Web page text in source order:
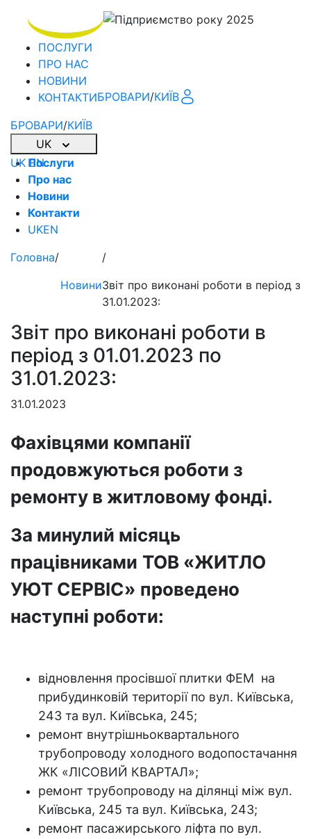
ПОСЛУГИ
ПРО НАС
НОВИНИ
КОНТАКТИ
БРОВАРИ/КИЇВ
UK
UKEN
БРОВАРИ/КИЇВ
Послуги
Про нас
Новини
Контакти
UKEN
Головна/
Новини
/
Звіт про виконані роботи в період з
31.01.2023:
Звіт про виконані роботи в
період з 01.01.2023 по
31.01.2023:
31.01.2023
Фахівцями компанії
продовжуються роботи з
ремонту в житловому фонді.
За минулий місяць
працівниками ТОВ «ЖИТЛО
УЮТ СЕРВІС» проведено
наступні роботи:
відновлення просівшої плитки ФЕМ на
прибудинковій території по вул. Київська,
243 та вул. Київська, 245;
ремонт внутрішньоквартального
трубопроводу холодного водопостачання
ЖК «ЛІСОВИЙ КВАРТАЛ»;
ремонт трубопроводу на ділянці між вул.
Київська, 245 та вул. Київська, 243;
ремонт пасажирського ліфта по вул.